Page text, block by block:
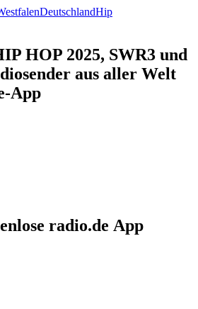
DeutschlandHip
HOP 2025, SWR3 und
aus aller Welt
App
radio.de App